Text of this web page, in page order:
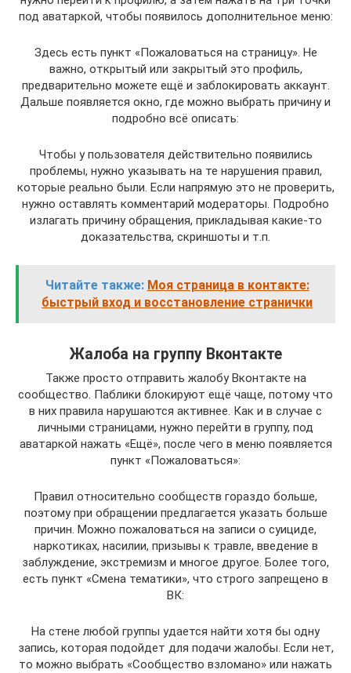
под аватаркой, чтобы появилось дополнительное меню:
Здесь есть пункт «Пожаловаться на страницу». Не
важно, открытый или закрытый это профиль,
предварительно можете ещё и заблокировать аккаунт.
Дальше появляется окно, где можно выбрать причину и
подробно всё описать:
Чтобы у пользователя действительно появились
проблемы, нужно указывать на те нарушения правил,
которые реально были. Если напрямую это не проверить,
нужно оставлять комментарий модераторы. Подробно
излагать причину обращения, прикладывая какие-то
доказательства, скриншоты и т.п.
Читайте также: Моя страница в контакте:
быстрый вход и восстановление странички
Жалоба на группу Вконтакте
Также просто отправить жалобу Вконтакте на
сообщество. Паблики блокируют ещё чаще, потому что
в них правила нарушаются активнее. Как и в случае с
личными страницами, нужно перейти в группу, под
аватаркой нажать «Ещё», после чего в меню появляется
пункт «Пожаловаться»:
Правил относительно сообществ гораздо больше,
поэтому при обращении предлагается указать больше
причин. Можно пожаловаться на записи о суициде,
наркотиках, насилии, призывы к травле, введение в
заблуждение, экстремизм и многое другое. Более того,
есть пункт «Смена тематики», что строго запрещено в
ВК:
На стене любой группы удается найти хотя бы одну
запись, которая подойдет для подачи жалобы. Если нет,
то можно выбрать «Сообщество взломано» или нажать